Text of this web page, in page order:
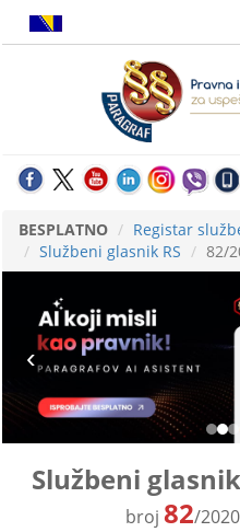
BESPLATNO
Registar
Službeni glasnik RS
82/
Službeni
broj82/